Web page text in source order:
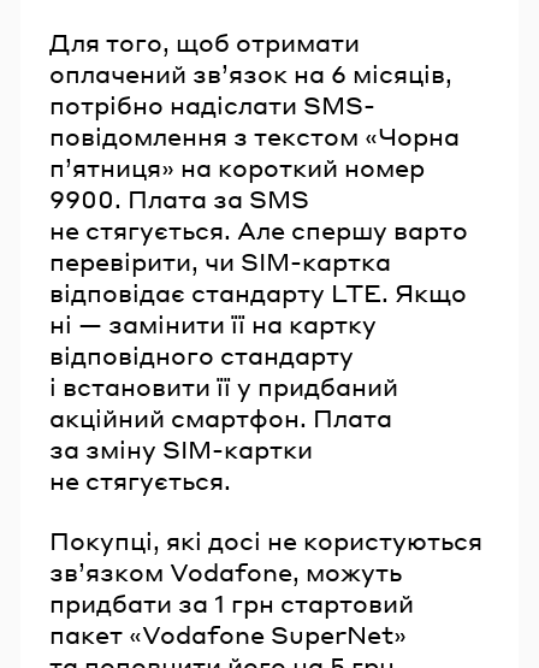
Для того, щоб отримати
оплачений зв’язок на 6 місяців,
потрібно надіслати SMS-
повідомлення з текстом «Чорна
п’ятниця» на короткий номер
9900. Плата за SMS
не стягується. Але спершу варто
перевірити, чи SIM-картка
відповідає стандарту LTE. Якщо
ні — замінити її на картку
відповідного стандарту
і встановити її у придбаний
акційний смартфон. Плата
за зміну SIM-картки
не стягується.
Покупці, які досі не користуються
зв’язком Vodafone, можуть
придбати за 1 грн стартовий
пакет «Vodafone SuperNet»